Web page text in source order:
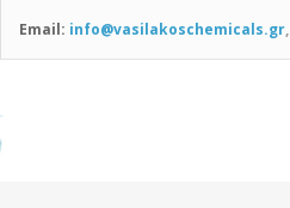
Email: info@vasilakoschemicals.gr,